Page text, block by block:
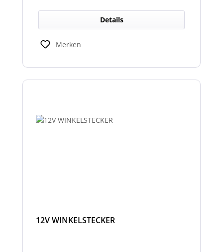
Details
Merken
12V WINKELSTECKER